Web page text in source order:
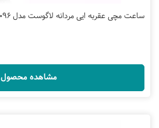
ساعت مچی عقربه ایی مردانه لاگوست مدل 2011096
مشاهده محصول